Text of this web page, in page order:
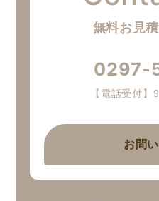
無料お見
0297-
【電話受付
お問